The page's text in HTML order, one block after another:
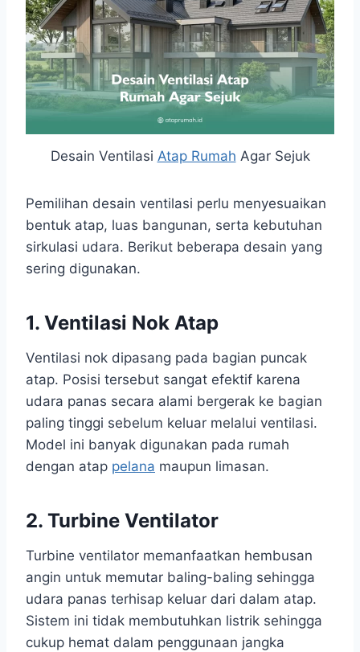
Desain Ventilasi Atap Rumah Agar Sejuk
Pemilihan desain ventilasi perlu menyesuaikan
bentuk atap, luas bangunan, serta kebutuhan
sirkulasi udara. Berikut beberapa desain yang
sering digunakan.
1. Ventilasi Nok Atap
Ventilasi nok dipasang pada bagian puncak
atap. Posisi tersebut sangat efektif karena
udara panas secara alami bergerak ke bagian
paling tinggi sebelum keluar melalui ventilasi.
Model ini banyak digunakan pada rumah
dengan atap pelana maupun limasan.
2. Turbine Ventilator
Turbine ventilator memanfaatkan hembusan
angin untuk memutar baling-baling sehingga
udara panas terhisap keluar dari dalam atap.
Sistem ini tidak membutuhkan listrik sehingga
cukup hemat dalam penggunaan jangka